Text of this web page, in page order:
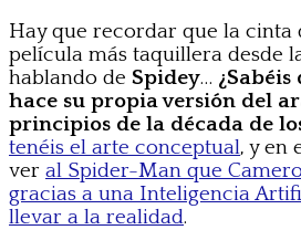
Hay que recordar que la cinta
película más taquillera desde
hablando de Spidey…
hace su propia versión del
principios de la década de
tenéis el arte conceptual, y en
ver al Spider-Man que
gracias a una Inteligencia
llevar a la realidad.